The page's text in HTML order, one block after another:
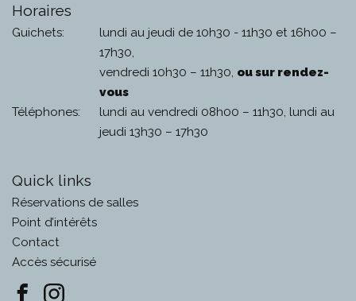
Horaires
Guichets:
lundi au jeudi de 10h30 - 11h30 et 16h00 –
17h30,
vendredi 10h30 – 11h30, ou sur rendez-
vous
Téléphones:
lundi au vendredi 08h00 – 11h30, lundi au
jeudi 13h30 – 17h30
Quick links
Réservations de salles
Point d’intérêts
Contact
Accès sécurisé